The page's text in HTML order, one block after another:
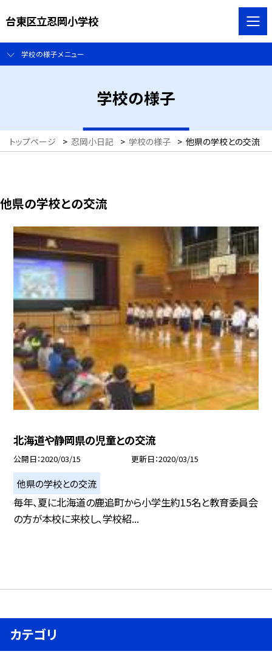
台東区立忍岡小学校
学校の様子メニュー
学校の様子
トップページ > 忍岡小日記 > 学校の様子 > 他県の学校との交流
他県の学校との交流
北海道や静岡県の児童との交流
公開日 2020/03/15 更新日 2020/03/15
他県の学校との交流
毎年、夏に北海道の鹿追町から小学生約15名と教育委員会
の方が本校に来校し、学校紹...
カテゴリ